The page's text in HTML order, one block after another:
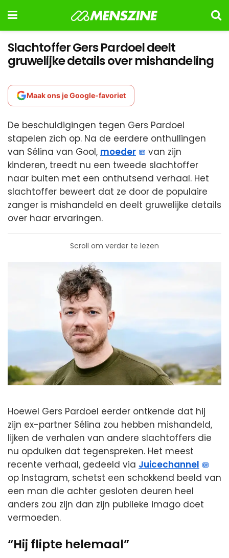
Slachtoffer Gers Pardoel deelt
gruwelijke details over mishandeling
Maak ons je Google-favoriet
De beschuldigingen tegen Gers Pardoel
stapelen zich op. Na de eerdere onthullingen
van Sélina van Gool, moeder
van zijn
kinderen, treedt nu een tweede slachtoffer
naar buiten met een onthutsend verhaal. Het
slachtoffer beweert dat ze door de populaire
zanger is mishandeld en deelt gruwelijke details
over haar ervaringen.
Scroll om verder te lezen
Hoewel Gers Pardoel eerder ontkende dat hij
zijn ex-partner Sélina zou hebben mishandeld,
lijken de verhalen van andere slachtoffers die
nu opduiken dat tegenspreken. Het meest
recente verhaal, gedeeld via Juicechannel
op Instagram, schetst een schokkend beeld van
een man die achter gesloten deuren heel
anders zou zijn dan zijn publieke imago doet
vermoeden.
“Hij flipte helemaal”